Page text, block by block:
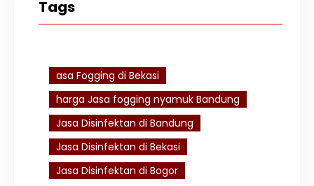
Tags
asa Fogging di Bekasi
harga Jasa fogging nyamuk Bandung
Jasa Disinfektan di Bandung
Jasa Disinfektan di Bekasi
Jasa Disinfektan di Bogor